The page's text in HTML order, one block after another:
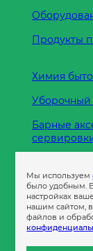
Продукты
Химия
Уборочный
Барные
Пленка
Пакеты и
Мы используем
было удобным.
настройках
нашим сайтом,
файлов и